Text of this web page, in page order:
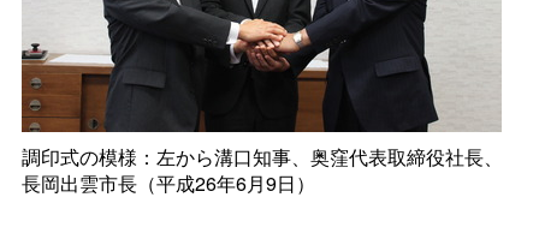
調印式の模様：左から溝口知事、奥窪代表取締役社長、
長岡出雲市長（平成26年6月9日）